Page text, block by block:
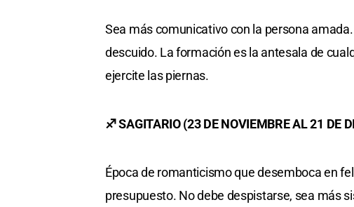
Sea más comunicativo con la persona
descuido. La formación es la antesala de
ejercite las piernas.
♐ SAGITARIO (23 DE NOVIEMBRE AL 21 DE
Época de romanticismo que desemboca en
presupuesto. No debe despistarse, sea más